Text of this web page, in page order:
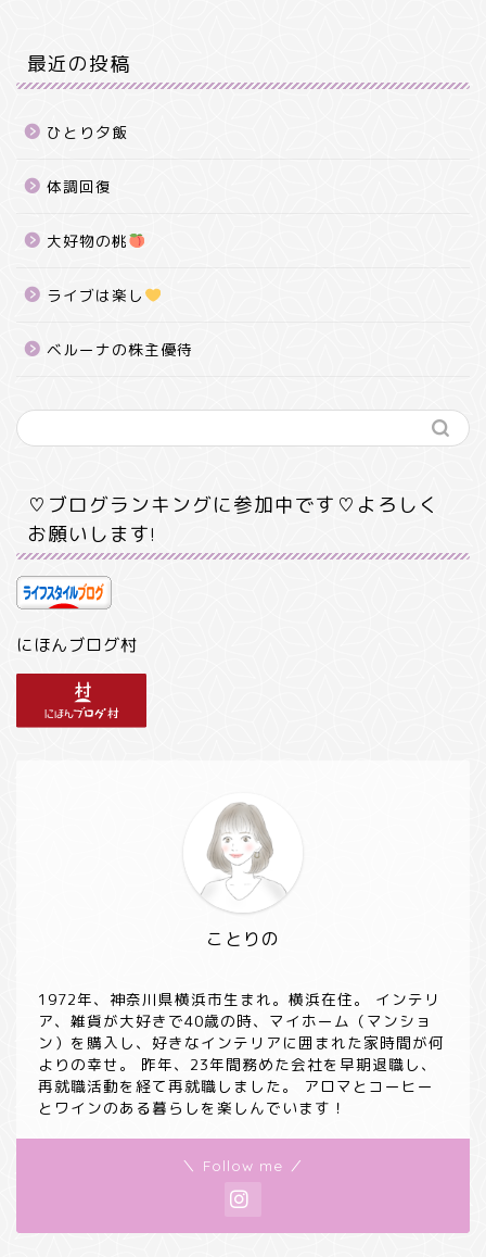
最近の投稿
ひとり夕飯
体調回復
大好物の桃
ライブは楽し
ベルーナの株主優待
♡ブログランキングに参加中です♡よろしく
お願いします!
にほんブログ村
ことりの
1972年、神奈川県横浜市生まれ。横浜在住。 インテリ
ア、雑貨が大好きで40歳の時、マイホーム（マンショ
ン）を購入し、好きなインテリアに囲まれた家時間が何
よりの幸せ。 昨年、23年間務めた会社を早期退職し、
再就職活動を経て再就職しました。 アロマとコーヒー
とワインのある暮らしを楽しんでいます！
＼ Follow me ／